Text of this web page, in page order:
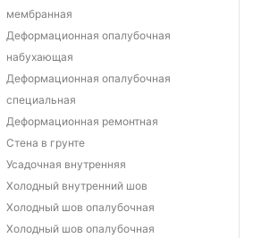
мембранная
Деформационная опалубочная
набухающая
Деформационная опалубочная
специальная
Деформационная ремонтная
Стена в грунте
Усадочная внутренняя
Холодный внутренний шов
Холодный шов опалубочная
Холодный шов опалубочная